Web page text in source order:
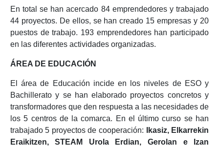
En total se han acercado 84 emprendedores y trabajado
44 proyectos. De ellos, se han creado 15 empresas y 20
puestos de trabajo. 193 emprendedores han participado
en las diferentes actividades organizadas.
ÁREA DE EDUCACIÓN
El área de Educación incide en los niveles de ESO y
Bachillerato y se han elaborado proyectos concretos y
transformadores que den respuesta a las necesidades de
los 5 centros de la comarca. En el último curso se han
trabajado 5 proyectos de cooperación:
Ikasiz, Elkarrekin
Eraikitzen, STEAM Urola Erdian, Gerolan e Izan